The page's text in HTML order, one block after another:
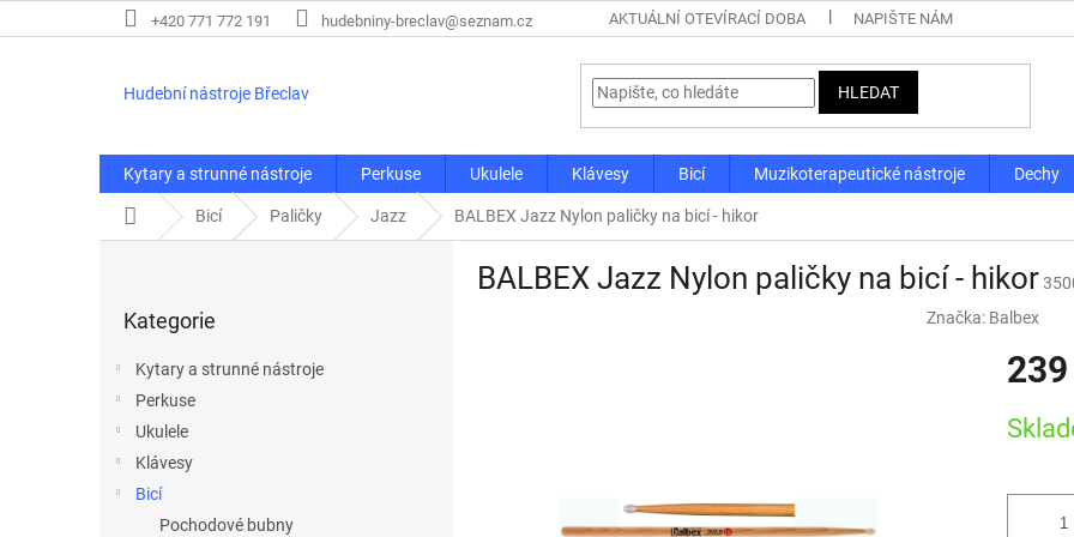
na
+420 771 772 191 hudebniny-breclav@seznam.cz AKTUÁLNÍ OTEVÍRACÍ DOBA NAPIŠTE NÁM
Hudební nástroje Břeclav HLEDAT
Kytary a strunné nástroje Perkuse Ukulele Klávesy Bicí Muzikoterapeutické nástroje Dechy
Domů Bicí Paličky Jazz BALBEX Jazz Nylon paličky na bicí - hikor
kategorie
Kategorie
Kytary a strunné nástroje
Perkuse
Ukulele
Klávesy
Bicí
Pochodové bubny
BALBEX Jazz Nylon paličky na bicí - hikor
Značka: Balbex
cena: